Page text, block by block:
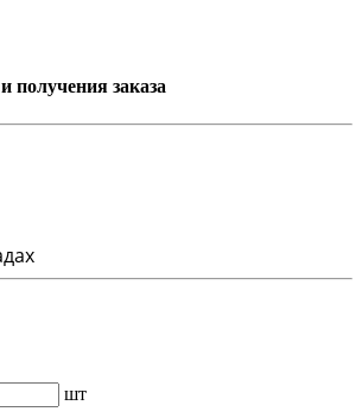
получения заказа
шт